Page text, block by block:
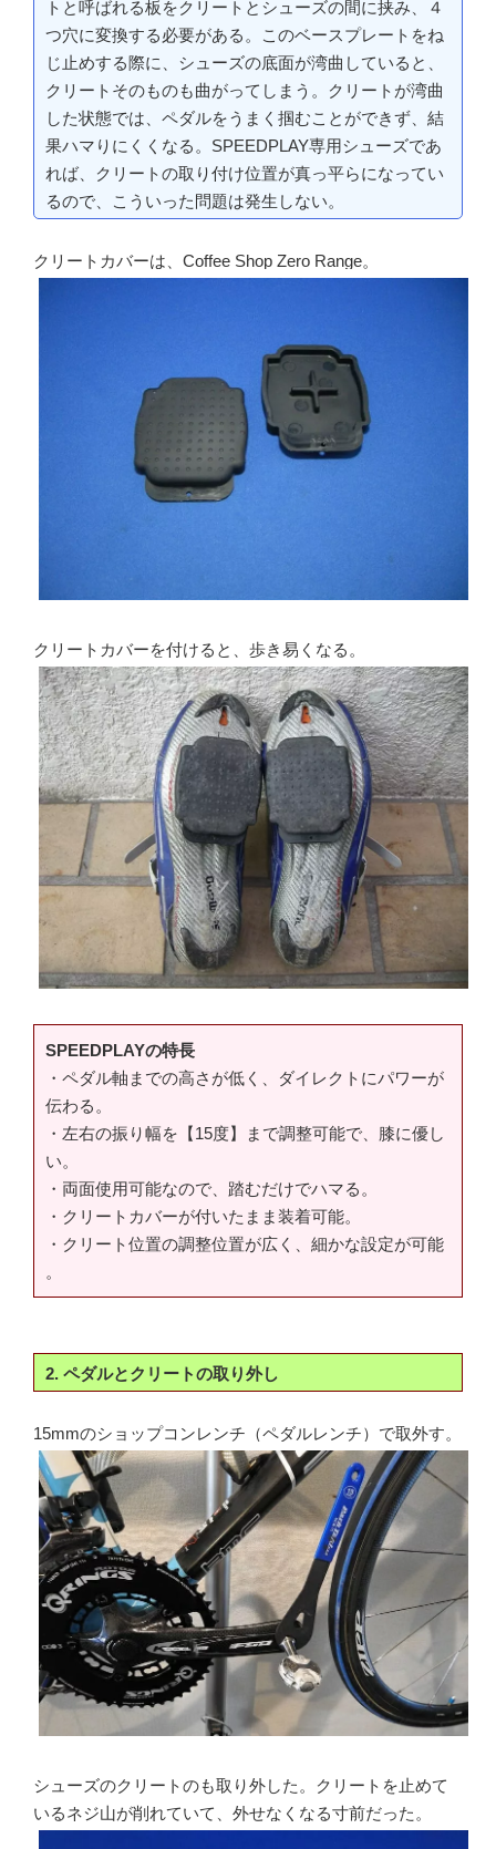
トと呼ばれる板をクリートとシューズの間に挟み、４
つ穴に変換する必要がある。このベースプレートをね
じ止めする際に、シューズの底面が湾曲していると、
クリートそのものも曲がってしまう。クリートが湾曲
した状態では、ペダルをうまく掴むことができず、結
果ハマりにくくなる。SPEEDPLAY専用シューズであ
れば、クリートの取り付け位置が真っ平らになってい
るので、こういった問題は発生しない。
クリートカバーは、Coffee Shop Zero Range。
クリートカバーを付けると、歩き易くなる。
SPEEDPLAYの特長
・ペダル軸までの高さが低く、ダイレクトにパワーが
伝わる。
・左右の振り幅を【15度】まで調整可能で、膝に優し
い。
・両面使用可能なので、踏むだけでハマる。
・クリートカバーが付いたまま装着可能。
・クリート位置の調整位置が広く、細かな設定が可能
。
2. ペダルとクリートの取り外し
15mmのショップコンレンチ（ペダルレンチ）で取外す。
シューズのクリートのも取り外した。クリートを止めて
いるネジ山が削れていて、外せなくなる寸前だった。